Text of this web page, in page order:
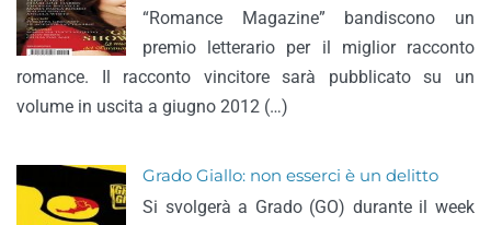
“Romance Magazine” bandiscono un
premio letterario per il miglior racconto
romance. Il racconto vincitore sarà pubblicato su un
volume in uscita a giugno 2012 (…)
Grado Giallo: non esserci è un delitto
Si svolgerà a Grado (GO) durante il week